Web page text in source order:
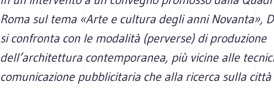
Roma sul tema «Arte e cultura degli anni Novanta»,
si confronta con le modalità (perverse) di produzione
dell’architettura contemporanea, più vicine alle
comunicazione pubblicitaria che alla ricerca sulla